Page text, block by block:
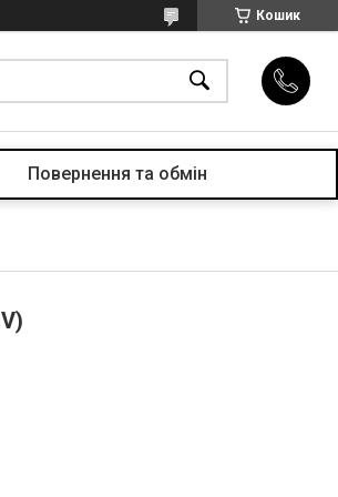
Кошик
Повернення та обмін